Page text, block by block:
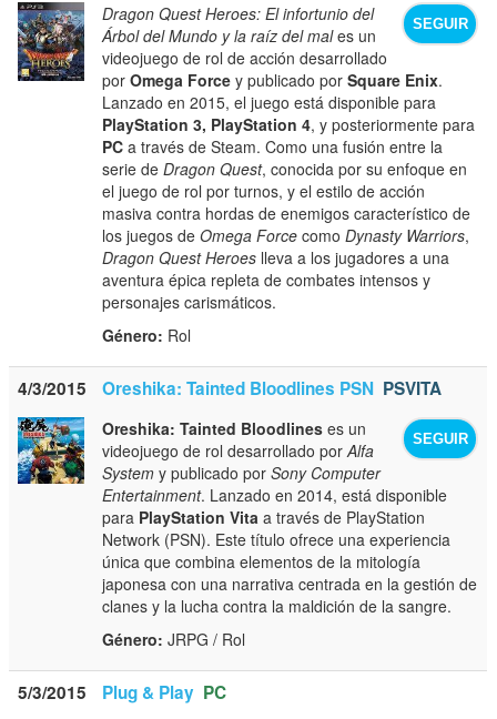
SEGUIR
Dragon Quest Heroes: El infortunio del
Árbol del Mundo y la raíz del males un
videojuego de rol de acción desarrollado
porOmega Force y publicado porSquare Enix.
Lanzado en 2015, el juego está disponible para
PlayStation 3, PlayStation 4, y posteriormente para
PC a través de Steam. Como una fusión entre la
serie deDragon Quest, conocida por su enfoque en
el juego de rol por turnos, y el estilo de acción
masiva contra hordas de enemigos característico de
los juegos deOmega Force comoDynasty Warriors,
Dragon Quest Heroes lleva a los jugadores a una
aventura épica repleta de combates intensos y
personajes carismáticos.
Género: Rol
4/3/2015 Oreshika: Tainted Bloodlines PSN PSVITA
SEGUIR
Oreshika: Tainted Bloodlines es un
videojuego de rol desarrollado porAlfa
System y publicado porSony Computer
Entertainment. Lanzado en 2014, está disponible
para PlayStation Vita a través de PlayStation
Network (PSN). Este título ofrece una experiencia
única que combina elementos de la mitología
japonesa con una narrativa centrada en la gestión de
clanes y la lucha contra la maldición de la sangre.
Género: JRPG / Rol
5/3/2015 Plug & Play PC